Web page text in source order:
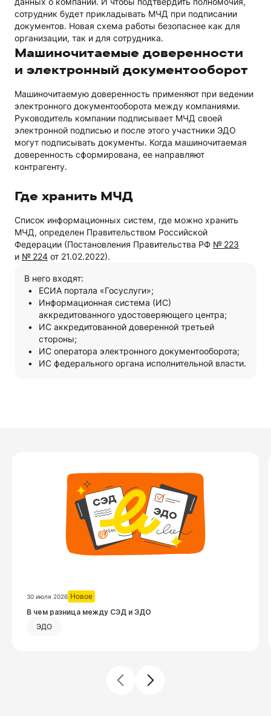
сотрудник будет прикладывать МЧД при подписании
документов. Новая схема работы безопаснее как для
организации, так и для сотрудника.
Машиночитаемые доверенности
и электронный документооборот
Машиночитаемую доверенность применяют при ведении
электронного документооборота между компаниями.
Руководитель компании подписывает МЧД своей
электронной подписью и после этого участники ЭДО
могут подписывать документы. Когда машиночитаемая
доверенность сформирована, ее направляют
контрагенту.
Где хранить МЧД
Список информационных систем, где можно хранить
МЧД, определен Правительством Российской
Федерации (Постановления Правительства РФ № 223
и № 224 от 21.02.2022).
В него входят:
ЕСИА портала «Госуслуги»;
Информационная система (ИС)
аккредитованного удостоверяющего центра;
ИС аккредитованной доверенной третьей
стороны;
ИС оператора электронного документооборота;
ИС федерального органа исполнительной власти.
30 июля 2026 Новое
В чем разница между СЭД и ЭДО
ЭДО
Посмотреть запись